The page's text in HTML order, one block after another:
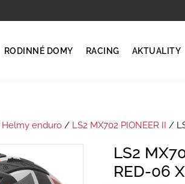
RODINNÉ DOMY RACING AKTUALITY
Helmy enduro/ LS2 MX702 PIONEER II /
LS2
RED-06